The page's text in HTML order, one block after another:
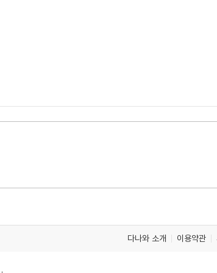
다나와 소개 이용약관